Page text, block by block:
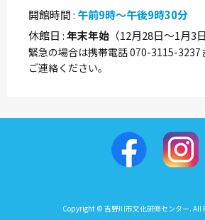
開館時間 午前9時～午後9時30分
休館日 年末年始 （12月28日～1月3日
緊急の場合は携帯電話 070-3115-3237
ご連絡ください。
Copyright © 吉野川市文化研修センター. All